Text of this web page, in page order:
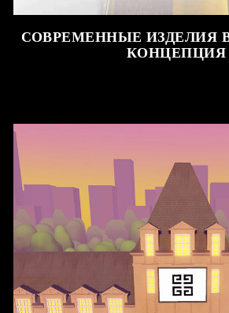
СОВРЕМЕННЫЕ ИЗДЕЛИЯ
КОНЦЕПЦИЯ